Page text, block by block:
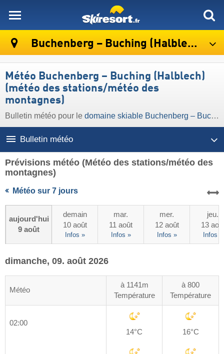
Buchenberg – Buching (Halblech)
Météo Buchenberg – Buching (Halblech)
(météo des stations/météo des
montagnes)
Bulletin météo pour le domaine skiable Buchenberg – Buching (Halblech)
Bulletin météo
Prévisions météo (Météo des stations/météo des
montagnes)
Météo sur 7 jours
aujourd'hui
9 août
demain
10 août
Infos »
mar.
11 août
Infos »
mer.
12 août
Infos »
jeu.
13
Infos »
dimanche, 09. août 2026
Météo
à 1141m
Température
à 800
Température
02:00
14°C
16°C